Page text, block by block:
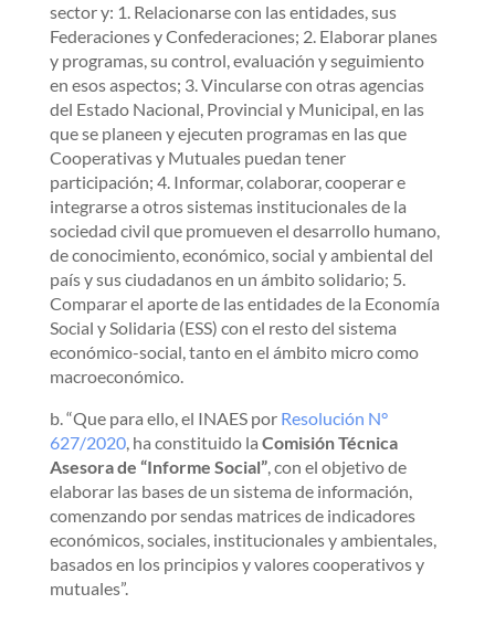
sector y: 1. Relacionarse con las entidades, sus
Federaciones y Confederaciones; 2. Elaborar planes
y programas, su control, evaluación y seguimiento
en esos aspectos; 3. Vincularse con otras agencias
del Estado Nacional, Provincial y Municipal, en las
que se planeen y ejecuten programas en las que
Cooperativas y Mutuales puedan tener
participación; 4. Informar, colaborar, cooperar e
integrarse a otros sistemas institucionales de la
sociedad civil que promueven el desarrollo humano,
de conocimiento, económico, social y ambiental del
país y sus ciudadanos en un ámbito solidario; 5.
Comparar el aporte de las entidades de la Economía
Social y Solidaria (ESS) con el resto del sistema
económico-social, tanto en el ámbito micro como
macroeconómico.
b. “Que para ello, el INAES por Resolución N°
627/2020, ha constituido la Comisión Técnica
Asesora de “Informe Social”, con el objetivo de
elaborar las bases de un sistema de información,
comenzando por sendas matrices de indicadores
económicos, sociales, institucionales y ambientales,
basados en los principios y valores cooperativos y
mutuales”.